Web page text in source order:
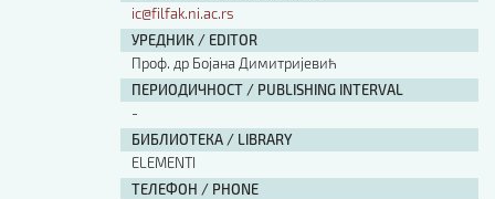
ПРЕТРАГА ИЗДАЊА
Наслов или део наслова
ic@filfak.ni.ac.rs
УРЕДНИК / EDITOR
Проф. др Бојана Димитријевић
ПЕРИОДИЧНОСТ / PUBLISHING INTERVAL
-
БИБЛИОТЕКА / LIBRARY
ЕLEMENTI
ТЕЛЕФОН / PHONE